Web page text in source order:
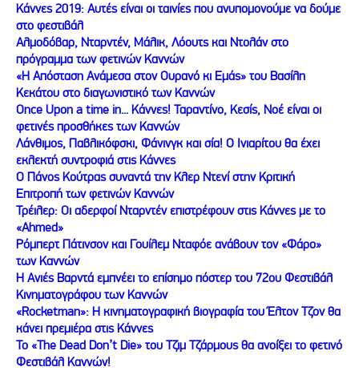
Κάννες 2019: Αυτές είναι οι ταινίες που ανυπομονούμε να δούμε
στο φεστιβάλ
Αλμοδόβαρ, Νταρντέν, Μάλικ, Λόουτς και Ντολάν στο
πρόγραμμα των φετινών Καννών
«Η Απόσταση Ανάμεσα στον Ουρανό κι Εμάς» του Βασίλη
Κεκάτου στο διαγωνιστικό των Καννών
Once Upon a time in... Κάννες! Ταραντίνο, Κεσίς, Νοέ είναι οι
φετινές προσθήκες των Καννών
Λάνθιμος, Παβλικόφσκι, Φάνινγκ και σία! Ο Ινιαρίτου θα έχει
εκλεκτή συντροφιά στις Κάννες
Ο Πάνος Κούτρας συναντά την Κλερ Ντενί στην Κριτική
Επιτροπή των φετινών Καννών
Τρέιλερ: Οι αδερφοί Νταρντέν επιστρέφουν στις Κάννες με το
«Ahmed»
Ρόμπερτ Πάτινσον και Γουίλεμ Νταφόε ανάβουν τον «Φάρο»
των Καννών
Η Ανιές Βαρντά εμπνέει το επίσημο πόστερ του 72ου Φεστιβάλ
Κινηματογράφου των Καννών
«Rocketman»: Η κινηματογραφική βιογραφία του Έλτον Τζον θα
κάνει πρεμιέρα στις Κάννες
Το «The Dead Don’t Die» του Τζιμ Τζάρμους θα ανοίξει το φετινό
Φεστιβάλ Καννών!